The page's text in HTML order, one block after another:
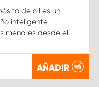
de 6 l es un
inteligente
menores desde el
AÑADIR